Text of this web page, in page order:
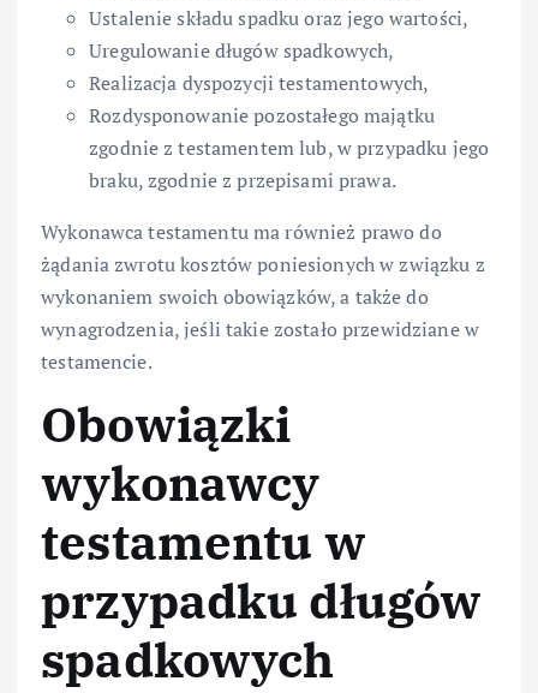
Ustalenie składu spadku oraz jego wartości,
Uregulowanie długów spadkowych,
Realizacja dyspozycji testamentowych,
Rozdysponowanie pozostałego majątku
zgodnie z testamentem lub, w przypadku jego
braku, zgodnie z przepisami prawa.
Wykonawca testamentu ma również prawo do
żądania zwrotu kosztów poniesionych w związku z
wykonaniem swoich obowiązków, a także do
wynagrodzenia, jeśli takie zostało przewidziane w
testamencie.
Obowiązki
wykonawcy
testamentu w
przypadku długów
spadkowych